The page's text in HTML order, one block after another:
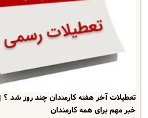
تعطیلات آخر هفته کارمندان چند روز شد ؟ |
خبر مهم برای همه کارمندان